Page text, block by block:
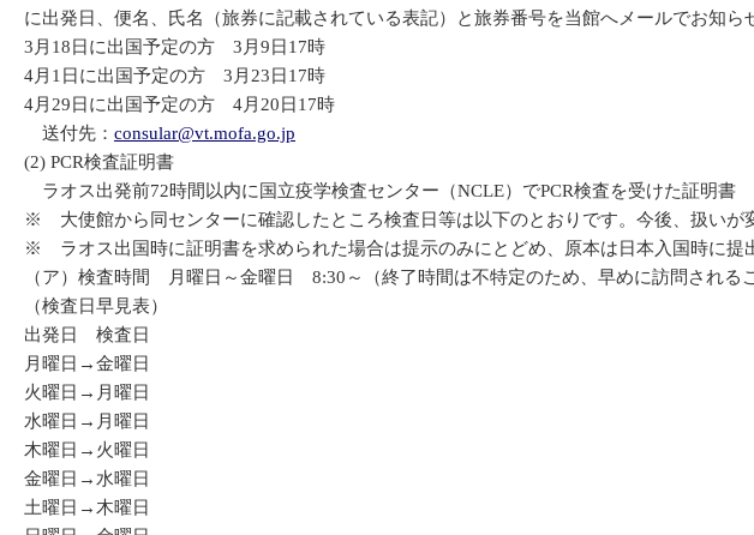
に出発日、便名、氏名（旅券に記載されている表記）と旅券番号を当館へメールでお知ら
3月18日に出国予定の方 3月9日17時
4月1日に出国予定の方 3月23日17時
4月29日に出国予定の方 4月20日17時
送付先： consular@vt.mofa.go.jp
(2) PCR検査証明書
ラオス出発前72時間以内に国立疫学検査センター（NCLE）でPCR検査を受けた証明書
※ 大使館から同センターに確認したところ検査日等は以下のとおりです。今後、扱いが
※ ラオス出国時に証明書を求められた場合は提示のみにとどめ、原本は日本入国時に提
（ア）検査時間 月曜日～金曜日 8:30～（終了時間は不特定のため、早めに訪問される
（検査日早見表）
出発日 検査日
月曜日→金曜日
火曜日→月曜日
水曜日→月曜日
木曜日→火曜日
金曜日→水曜日
土曜日→木曜日